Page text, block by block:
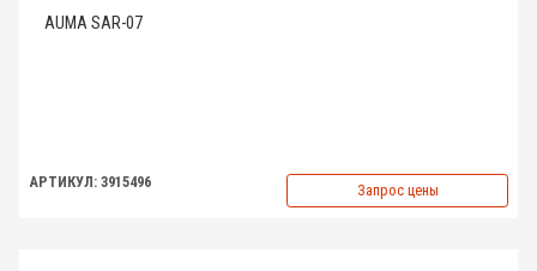
AUMA SAR-07
АРТИКУЛ: 3915496 Запрос цены